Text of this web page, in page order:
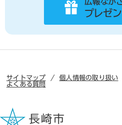
サイトマップ 個人情報の取り扱い
よくある質問